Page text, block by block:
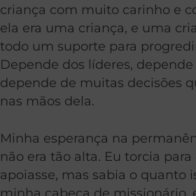
criança com muito carinho e
ela era uma criança, e uma
todo um suporte para
Depende dos líderes,
depende de muitas decisões
nas mãos dela.
Minha esperança na
não era tão alta. Eu torcia
apoiasse, mas sabia o quanto
minha cabeça de missionário,